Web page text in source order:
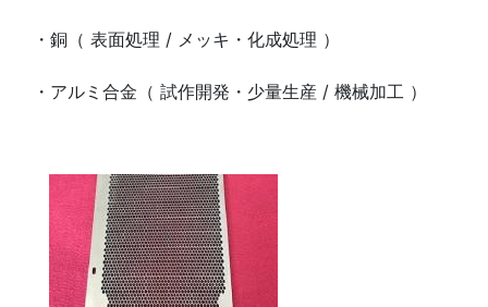
・銅（ 表面処理 / メッキ・化成処理 ）
・アルミ合金（ 試作開発・少量生産 / 機械加工 ）